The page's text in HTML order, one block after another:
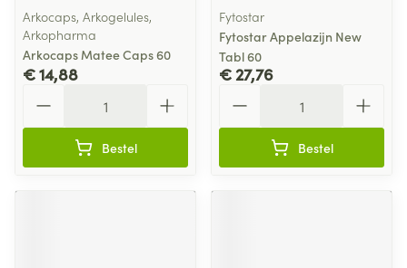
Arkocaps, Arkogelules,
Arkopharma
Arkocaps Matee Caps 60
€ 14,88
Bestel
Fytostar
Fytostar Appelazijn New
Tabl 60
€ 27,76
Bestel